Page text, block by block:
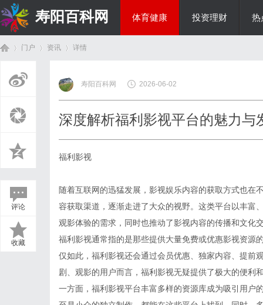
寿阳百科网 体育健康 投资理财 热
门户 资讯
›
详情
评论
收藏
寿阳百科网 2026-06-02
深度解析福利影视平台的魅力与
福利影视
随着互联网的迅猛发展，影视娱乐内容的获取方式也在
容获取渠道，逐渐走进了大众的视野。这类平台以丰富
观影体验的需求，同时也推动了影视内容的传播和文化
福利影视通常指的是那些提供大量免费或优惠影视资源
仅如此，福利影视还会通过会员优惠、独家内容、提前
剧、观影的用户而言，福利影视无疑提供了极大的便利
一方面，福利影视平台丰富多样的资源库成为吸引用户